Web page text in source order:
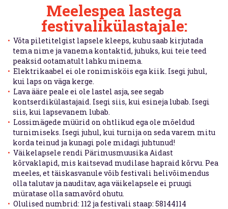
Meelespea lastega
festivalikülastajale:
Võta piletitelgist lapsele kleeps, kuhu saab kirjutada
tema nime ja vanema kontaktid, juhuks, kui teie teed
peaksid ootamatult lahku minema.
Elektrikaabel ei ole ronimisköis ega kiik. Isegi juhul,
kui laps on väga kerge.
Lava ääre peale ei ole lastel asja, see segab
kontserdikülastajaid. Isegi siis, kui esineja lubab. Isegi
siis, kui lapsevanem lubab.
Lossimägede müürid on ohtlikud ega ole mõeldud
turnimiseks. Isegi juhul, kui turnija on seda varem mitu
korda teinud ja kunagi pole midagi juhtunud!
Väikelapsele rendi Pärimusmuusika Aidast
kõrvaklapid, mis kaitsevad mudilase hapraid kõrvu. Pea
meeles, et täiskasvanule võib festivali helivõimendus
olla talutav ja nauditav, aga väikelapsele ei pruugi
müratase olla samavõrd ohutu.
Olulised numbrid: 112 ja festivali staap: 58144114